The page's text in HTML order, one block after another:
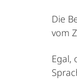
Die
vom
Egal,